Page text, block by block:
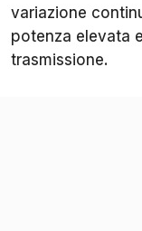
variazione
potenza elevata
trasmissione.